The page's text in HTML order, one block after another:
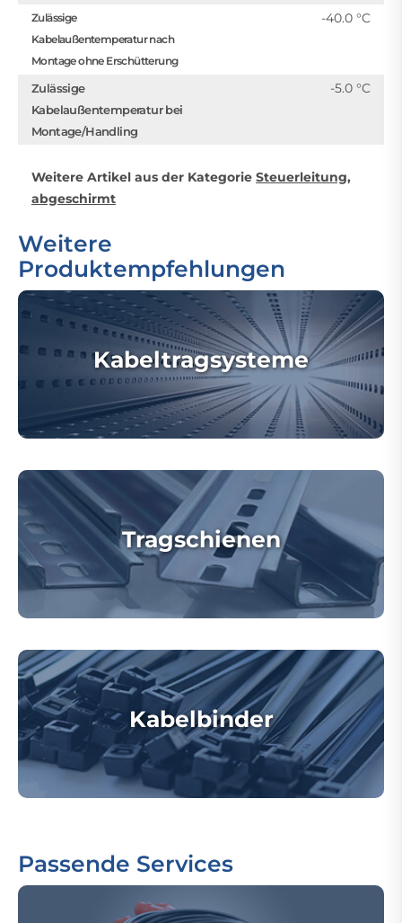
Zulässige
Kabelaußentemperatur nach
Montage ohne Erschütterung
-40.0 °C
Zulässige
Kabelaußentemperatur bei
Montage/Handling
-5.0 °C
Weitere Artikel aus der Kategorie Steuerleitung,
abgeschirmt
Weitere
Produktempfehlungen
Kabeltragsysteme
Tragschienen
Kabelbinder
Passende Services